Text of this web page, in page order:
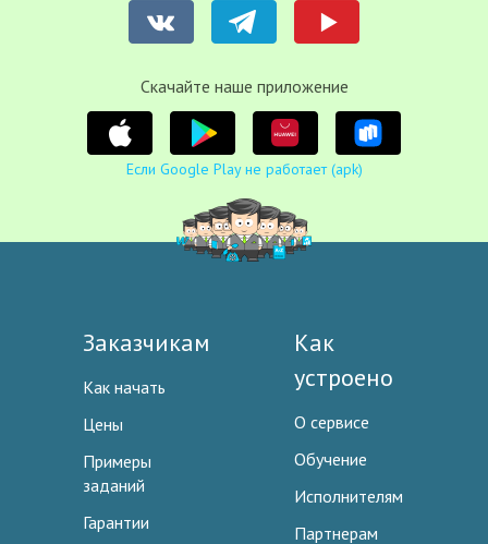
Cкачайте наше приложение
Если Google Play не работает (apk)
Заказчикам
Как начать
Цены
Примеры
заданий
Гарантии
Как
устроено
О сервисе
Обучение
Исполнителям
Партнерам